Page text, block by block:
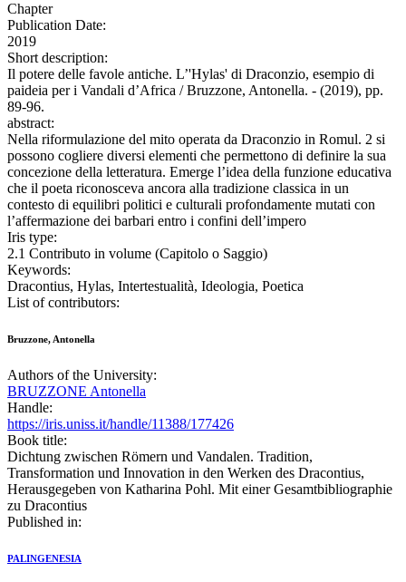
Chapter
Publication Date:
2019
Short description:
Il potere delle favole antiche. L’'Hylas' di Draconzio, esempio di
paideia per i Vandali d’Africa / Bruzzone, Antonella. - (2019), pp.
89-96.
abstract:
Nella riformulazione del mito operata da Draconzio in Romul. 2 si
possono cogliere diversi elementi che permettono di definire la sua
concezione della letteratura. Emerge l’idea della funzione educativa
che il poeta riconosceva ancora alla tradizione classica in un
contesto di equilibri politici e culturali profondamente mutati con
l’affermazione dei barbari entro i confini dell’impero
Iris type:
2.1 Contributo in volume (Capitolo o Saggio)
Keywords:
Dracontius, Hylas, Intertestualità, Ideologia, Poetica
List of contributors:
Bruzzone, Antonella
Authors of the University:
BRUZZONE Antonella
Handle:
https://iris.uniss.it/handle/11388/177426
Book title:
Dichtung zwischen Römern und Vandalen. Tradition,
Transformation und Innovation in den Werken des Dracontius,
Herausgegeben von Katharina Pohl. Mit einer Gesamtbibliographie
zu Dracontius
Published in:
PALINGENESIA